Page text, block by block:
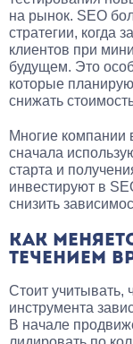
на рынок. SEO
стратегии, когда
клиентов при
будущем. Это
которые
снижать
Многие компании
сначала
старта и
инвестируют в
снизить
КАК
ТЕЧЕНИЕМ
Стоит учитывать,
инструмента
В начале